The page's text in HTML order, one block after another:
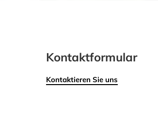
Kontaktformular
Kontaktieren Sie uns